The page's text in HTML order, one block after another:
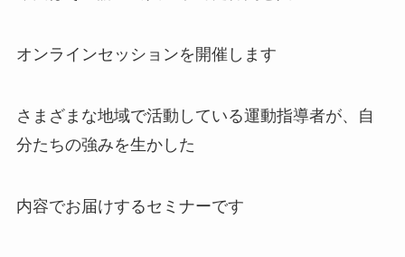
オンラインセッションを開催します
さまざまな地域で活動している運動指導者が、自
分たちの強みを生かした
内容でお届けするセミナーです